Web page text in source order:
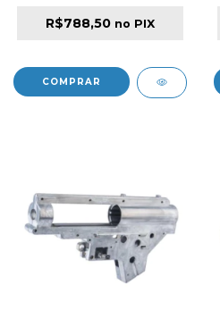
R$788,50 no PIX